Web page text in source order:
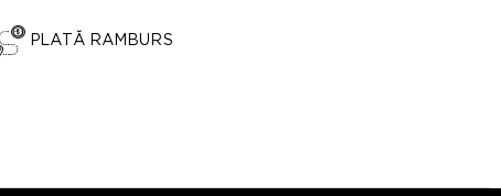
PLATĂ RAMBURS